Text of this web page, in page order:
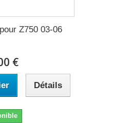
Z750 03-06
€
Détails